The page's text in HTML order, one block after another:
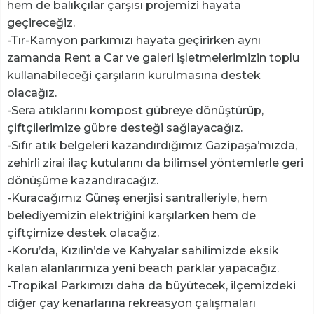
hem de balıkçılar çarşısı projemizi hayata
geçireceğiz.
-Tır-Kamyon parkımızı hayata geçirirken aynı
zamanda Rent a Car ve galeri işletmelerimizin toplu
kullanabileceği çarşıların kurulmasına destek
olacağız.
-Sera atıklarını kompost gübreye dönüştürüp,
çiftçilerimize gübre desteği sağlayacağız.
-Sıfır atık belgeleri kazandırdığımız Gazipaşa’mızda,
zehirli zirai ilaç kutularını da bilimsel yöntemlerle geri
dönüşüme kazandıracağız.
-Kuracağımız Güneş enerjisi santralleriyle, hem
belediyemizin elektriğini karşılarken hem de
çiftçimize destek olacağız.
-Koru’da, Kızılin’de ve Kahyalar sahilimizde eksik
kalan alanlarımıza yeni beach parklar yapacağız.
-Tropikal Parkımızı daha da büyütecek, ilçemizdeki
diğer çay kenarlarına rekreasyon çalışmaları